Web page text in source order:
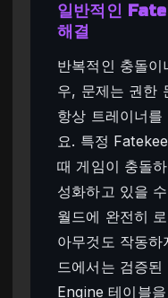
일반적인
해결
반복적인 충돌
우, 문제는 권한
항상 트레이너
요. 특정
때 게임이 충돌
성화하고 있을
월드에 완전히
아무것도 작동
드에서는 검증
Engine 테이블